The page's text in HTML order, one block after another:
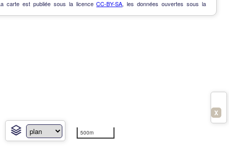
500m
carte est publiée sous la licenceCC-BY-SA, les données ouvertes sous la
X